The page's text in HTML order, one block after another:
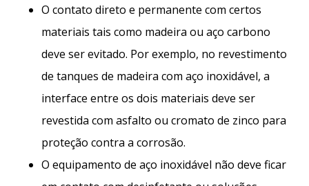
O contato direto e permanente com certos
materiais tais como madeira ou aço carbono
deve ser evitado. Por exemplo, no revestimento
de tanques de madeira com aço inoxidável, a
interface entre os dois materiais deve ser
revestida com asfalto ou cromato de zinco para
proteção contra a corrosão.
O equipamento de aço inoxidável não deve ficar